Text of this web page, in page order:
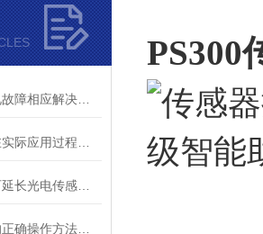
PS300